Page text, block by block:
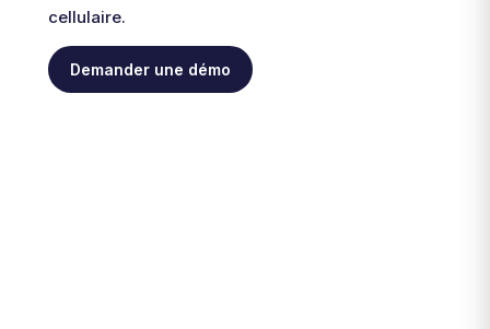
cellulaire.
Demander une démo